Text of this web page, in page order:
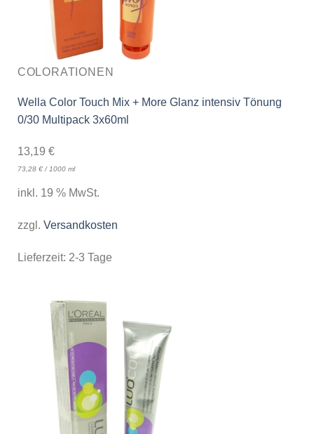
COLORATIONEN
Wella Color Touch Mix + More Glanz intensiv Tönung
0/30 Multipack 3x60ml
13,19 €
73,28 €/1000 ml
inkl. 19 % MwSt.
zzgl. Versandkosten
Lieferzeit: 2-3 Tage